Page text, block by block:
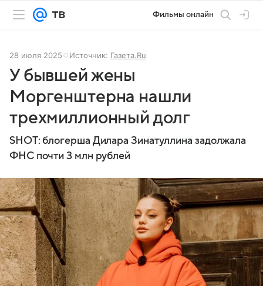
Фильмы онлайн
28 июля 2025 Источник: Газета.Ru
У бывшей жены
Моргенштерна нашли
трехмиллионный долг
SHOT: блогерша Дилара Зинатуллина задолжала
ФНС почти 3 млн рублей